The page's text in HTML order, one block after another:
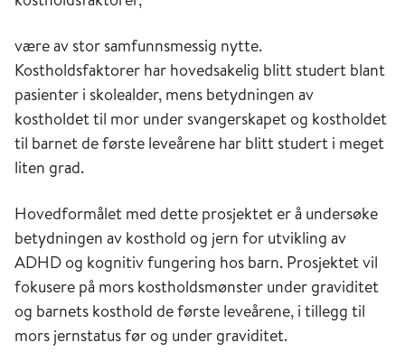
være av stor samfunnsmessig nytte.
Kostholdsfaktorer har hovedsakelig blitt studert blant
pasienter i skolealder, mens betydningen av
kostholdet til mor under svangerskapet og kostholdet
til barnet de første leveårene har blitt studert i meget
liten grad.
Hovedformålet med dette prosjektet er å undersøke
betydningen av kosthold og jern for utvikling av
ADHD og kognitiv fungering hos barn. Prosjektet vil
fokusere på mors kostholdsmønster under graviditet
og barnets kosthold de første leveårene, i tillegg til
mors jernstatus før og under graviditet.